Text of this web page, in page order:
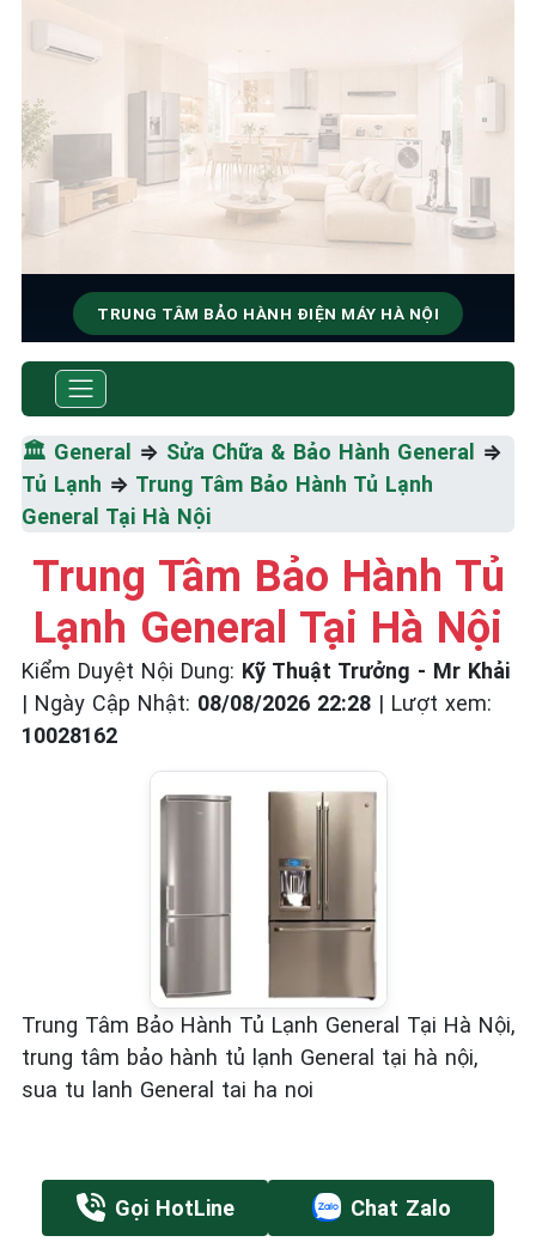
TRUNG TÂM BẢO HÀNH ĐIỆN MÁY HÀ NỘI
SỬA CHỮA & BẢO HÀNH
GENERAL
Tốc Độ Tối Đa • Chất Lượng Tối Ưu • Chi Phí Tối
Thiểu
☎️ 09.86.85.89.22
🏛️ General ⇒ Sửa Chữa & Bảo Hành General
⇒
Tủ Lạnh ⇒ Trung Tâm Bảo Hành Tủ Lạnh
General Tại Hà Nội
Trung Tâm Bảo Hành Tủ
Lạnh General Tại Hà Nội
Kiểm Duyệt Nội Dung: Kỹ Thuật Trưởng - Mr Khải
| Ngày Cập Nhật: 08/08/2026 22:28 | Lượt xem:
10028162
Trung Tâm Bảo Hành Tủ Lạnh General Tại Hà Nội,
trung tâm bảo hành tủ lạnh General tại hà nội,
sua tu lanh General tai ha noi
Gọi HotLine Chat Zalo